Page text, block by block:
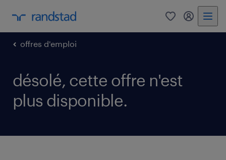
0 mon
offres d'emploi
désolé, cette offre n'est
plus disponible.